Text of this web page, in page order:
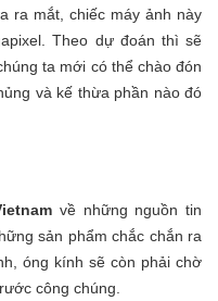
ra mắt, chiếc máy ảnh này
Theo dự đoán thì sẽ
ta mới có thể chào đón
và kế thừa phần nào đó
về những nguồn tin
sản phẩm chắc chắn ra
óng kính sẽ còn phải chờ
công chúng.